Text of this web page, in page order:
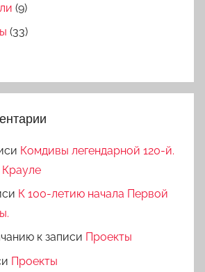
(9)
(33)
Комдивы легендарной 120-й.
К 100-летию начала Первой
к записи Проекты
Проекты